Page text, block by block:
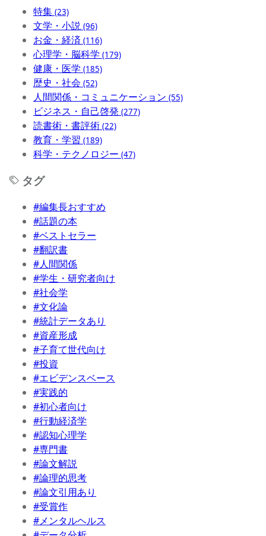
特集 (23)
文学・小説 (96)
お金・経済 (116)
心理学・脳科学 (179)
健康・医学 (185)
歴史・社会 (52)
人間関係・コミュニケーション (55)
ビジネス・自己啓発 (277)
読書術・書評術 (22)
教育・学習 (189)
科学・テクノロジー (47)
タグ
#編集長おすすめ
#話題の本
#ベストセラー
#翻訳書
#人間関係
#学生・研究者向け
#社会学
#文化論
#統計データあり
#資産形成
#子育て世代向け
#投資
#エビデンスベース
#実践的
#初心者向け
#行動経済学
#認知心理学
#専門書
#論文解説
#論理的思考
#論文引用あり
#受賞作
#メンタルヘルス